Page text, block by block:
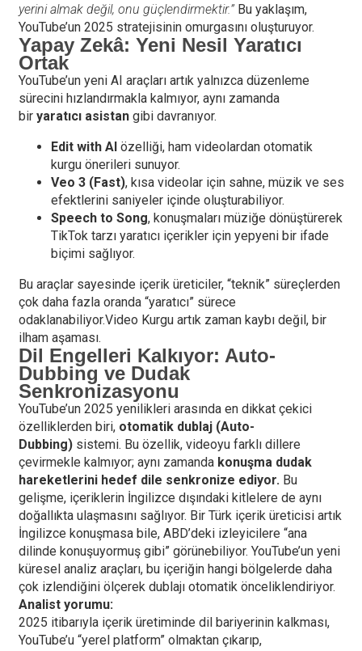
yerini almak değil, onu güçlendirmektir.” Bu yaklaşım,
YouTube’un 2025 stratejisinin omurgasını oluşturuyor.
Yapay Zekâ: Yeni Nesil Yaratıcı
Ortak
YouTube’un yeni AI araçları artık yalnızca düzenleme
sürecini hızlandırmakla kalmıyor, aynı zamanda
bir yaratıcı asistangibi davranıyor.
Edit with AIözelliği, ham videolardan otomatik
kurgu önerileri sunuyor.
Veo 3 (Fast), kısa videolar için sahne, müzik ve ses
efektlerini saniyeler içinde oluşturabiliyor.
Speech to Song, konuşmaları müziğe dönüştürerek
TikTok tarzı yaratıcı içerikler için yepyeni bir ifade
biçimi sağlıyor.
Bu araçlar sayesinde içerik üreticiler, “teknik” süreçlerden
çok daha fazla oranda “yaratıcı” sürece
odaklanabiliyor.Video Kurgu artık zaman kaybı değil, bir
ilham aşaması.
Dil Engelleri Kalkıyor: Auto-
Dubbing ve Dudak
Senkronizasyonu
YouTube’un 2025 yenilikleri arasında en dikkat çekici
özelliklerden biri, otomatik dublaj (Auto-
Dubbing)sistemi. Bu özellik, videoyu farklı dillere
çevirmekle kalmıyor; aynı zamanda konuşma dudak
hareketlerini hedef dile senkronize ediyor. Bu
gelişme, içeriklerin İngilizce dışındaki kitlelere de aynı
doğallıkta ulaşmasını sağlıyor. Bir Türk içerik üreticisi artık
İngilizce konuşmasa bile, ABD’deki izleyicilere “ana
dilinde konuşuyormuş gibi” görünebiliyor. YouTube’un yeni
küresel analiz araçları, bu içeriğin hangi bölgelerde daha
çok izlendiğini ölçerek dublajı otomatik önceliklendiriyor.
Analist yorumu:
2025 itibarıyla içerik üretiminde dil bariyerinin kalkması,
YouTube’u “yerel platform” olmaktan çıkarıp,